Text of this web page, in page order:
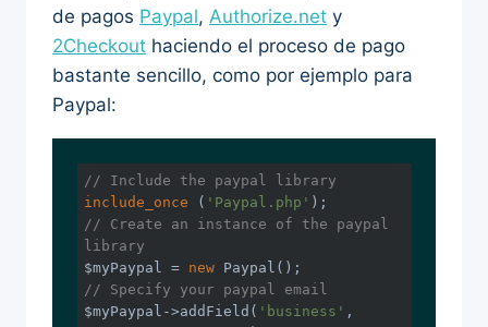
de pagos Paypal, Authorize.net y
2Checkout haciendo el proceso de pago
bastante sencillo, como por ejemplo para
Paypal:
// Include the paypal library
include_once ( 'Paypal.php'
// Create an instance of the paypal
library
$myPaypal = new
// Specify your paypal email
$myPaypal->addField( 'business'